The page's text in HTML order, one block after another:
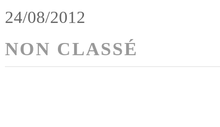
24/08/2012
NON CLASSÉ